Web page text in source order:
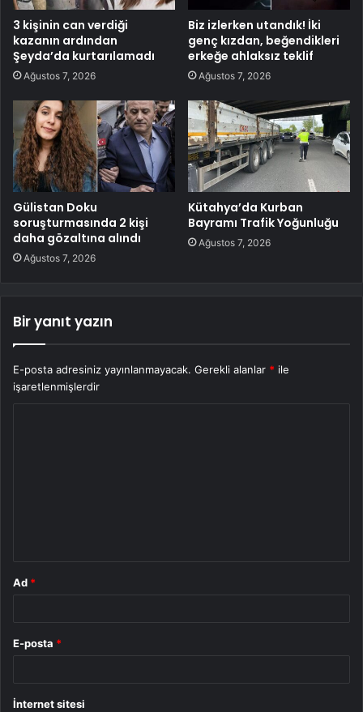
3 kişinin can verdiği
kazanın ardından
Şeyda’da kurtarılamadı
Ağustos 7, 2026
Biz izlerken utandık! İki
genç kızdan, beğendikleri
erkeğe ahlaksız teklif
Ağustos 7, 2026
Gülistan Doku
soruşturmasında 2 kişi
daha gözaltına alındı
Ağustos 7, 2026
Kütahya’da Kurban
Bayramı Trafik Yoğunluğu
Ağustos 7, 2026
Bir yanıt yazın
E-posta adresiniz yayınlanmayacak. Gerekli alanlar * ile
işaretlenmişlerdir
Ad *
E-posta *
İnternet sitesi